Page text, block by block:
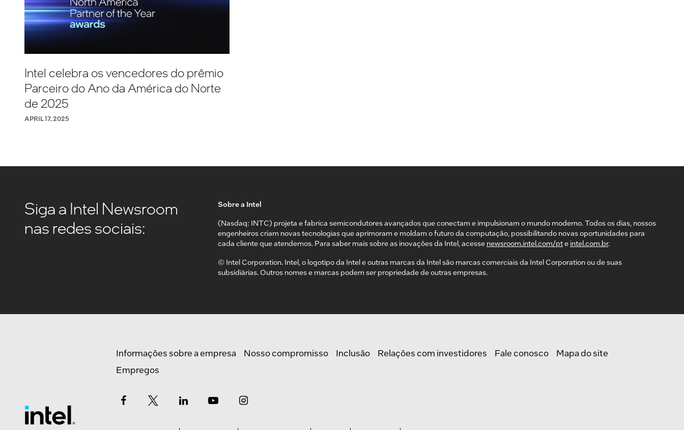
Intel celebra os vencedores do prêmio
Parceiro do Ano da América do Norte
de 2025
APRIL 17, 2025
Siga a Intel Newsroom
nas redes sociais:
Sobre a Intel
(Nasdaq: INTC) projeta e fabrica semicondutores avançados que conectam e impulsionam o mundo moderno. Todos os dias, nossos
engenheiros criam novas tecnologias que aprimoram e moldam o futuro da computação, possibilitando novas oportunidades para
cada cliente que atendemos. Para saber mais sobre as inovações da Intel, acesse newsroom.intel.com/pte intel.com.br.
© Intel Corporation. Intel, o logotipo da Intel e outras marcas da Intel são marcas comerciais da Intel Corporation ou de suas
subsidiárias. Outros nomes e marcas podem ser propriedade de outras empresas.
Informações sobre a empresa Nosso compromisso Inclusão Relações com investidores Fale conosco
Mapa do site
Empregos